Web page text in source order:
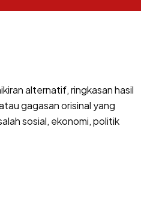
alternatif, ringkasan hasil
gagasan orisinal yang
sosial, ekonomi, politik